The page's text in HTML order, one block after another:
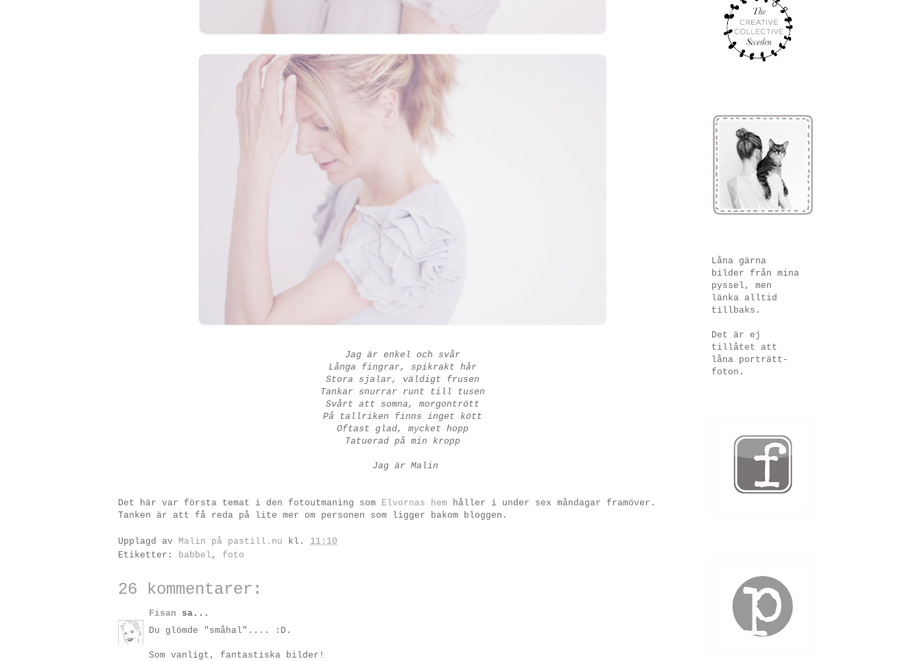
Jag är enkel och svår
Långa fingrar, spikrakt hår
Stora sjalar, väldigt frusen
Tankar snurrar runt till tusen
Svårt att somna, morgontrött
På tallriken finns inget kött
Oftast glad, mycket hopp
Tatuerad på min kropp
Jag är Malin
Det här var första temat i den fotoutmaning som Elvornas hem håller i under sex måndagar framöver.
Tanken är att få reda på lite mer om personen som ligger bakom bloggen.
Upplagd av Malin på pastill.nu kl. 11:10
Etiketter: babbel , foto
26 kommentarer:
Fisan sa...
Du glömde "småhal".... :D.
Som vanligt, fantastiska bilder!
Låna gärna
bilder från mina
pyssel, men
länka alltid
tillbaks.
Det är ej
tillåtet att
låna porträtt-
foton.